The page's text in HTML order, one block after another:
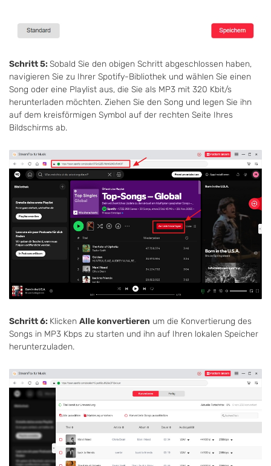
Schritt 5: Sobald Sie den obigen Schritt abgeschlossen haben,
navigieren Sie zu Ihrer Spotify-Bibliothek und wählen Sie einen
Song oder eine Playlist aus, die Sie als MP3 mit 320 Kbit/s
herunterladen möchten. Ziehen Sie den Song und legen Sie ihn
auf dem kreisförmigen Symbol auf der rechten Seite Ihres
Bildschirms ab.
Schritt 6: Klicken Alle konvertieren um die Konvertierung des
Songs in MP3 Kbps zu starten und ihn auf Ihren lokalen Speicher
herunterzuladen.